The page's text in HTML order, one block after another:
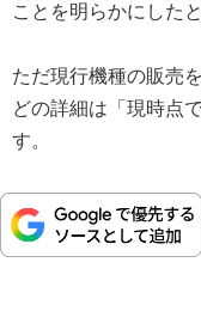
ことを明らかにした
ただ現行機種の販売
どの詳細は「現時点
す。